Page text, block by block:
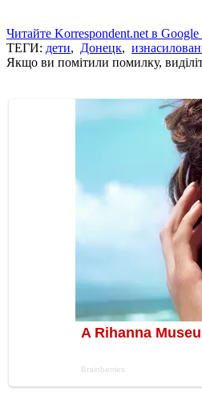
Читайте Korrespondent.net в
ТЕГИ: дети, Донецк,
Якщо ви помітили помилку,